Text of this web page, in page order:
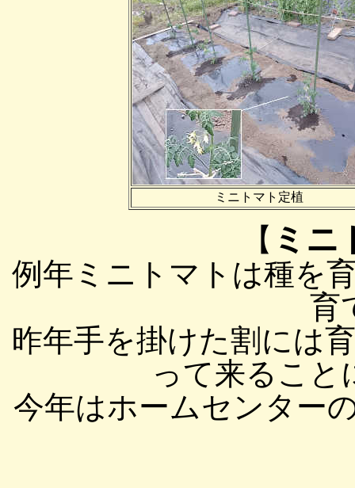
ミニトマト定植
【 ミニ
例年ミニトマトは種を
育
昨年手を掛けた割には
って来ること
今年はホームセンター